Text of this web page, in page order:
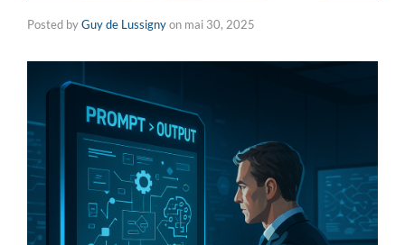
Posted byGuy de Lussignyon mai 30, 2025